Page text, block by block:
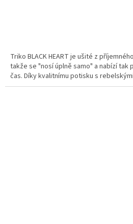
Triko BLACK HEART je ušité z
takže se "nosí úplně samo" a nabízí
čas. Díky kvalitnímu potisku s